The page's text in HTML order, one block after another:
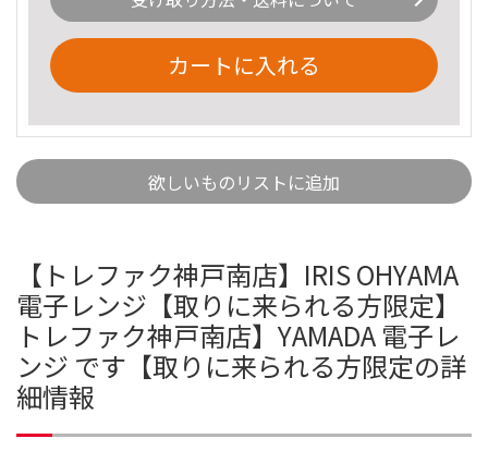
カートに入れる
欲しいものリストに追加
【トレファク神戸南店】IRIS OHYAMA
電子レンジ【取りに来られる方限定】
トレファク神戸南店】YAMADA 電子レ
ンジ です【取りに来られる方限定の詳
細情報